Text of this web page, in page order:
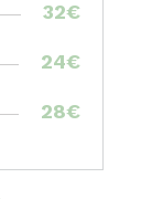
32€
24€
28€